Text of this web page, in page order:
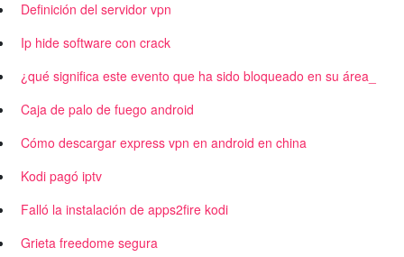
Definición del servidor vpn
Ip hide software con crack
¿qué significa este evento que ha sido bloqueado en su área_
Caja de palo de fuego android
Cómo descargar express vpn en android en china
Kodi pagó iptv
Falló la instalación de apps2fire kodi
Grieta freedome segura